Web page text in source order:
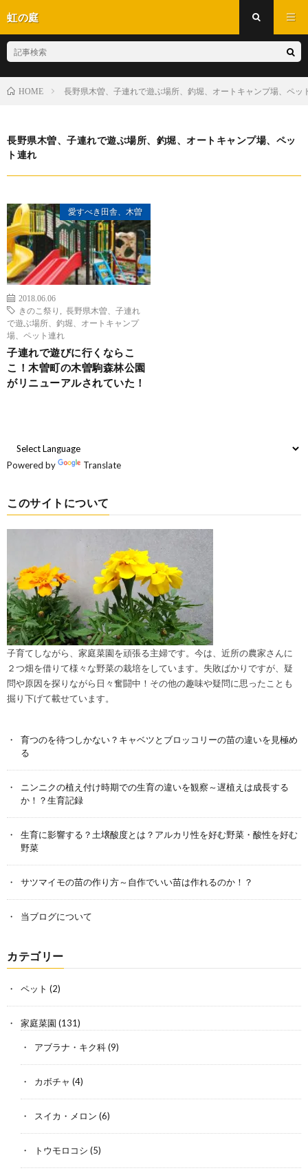
虹の庭
HOME 長野県木曽、子連れで遊ぶ場所、釣堀、オートキャンプ場、ペッ
長野県木曽、子連れで遊ぶ場所、釣堀、オートキャンプ場、ペッ
ト連れ
愛すべき田舎、木曽
2018.06.06
きのこ祭り
長野県木曽、子連れ
で遊ぶ場所、釣堀、オートキャンプ
場、ペット連れ
子連れで遊びに行くならこ
こ！木曽町の木曽駒森林公園
がリニューアルされていた！
Powered by Translate
このサイトについて
子育てしながら、家庭菜園を頑張る主婦です。今は、近所の農家さんに
２つ畑を借りて様々な野菜の栽培をしています。失敗ばかりですが、疑
問や原因を探りながら日々奮闘中！その他の趣味や疑問に思ったことも
掘り下げて載せています。
育つのを待つしかない？キャベツとブロッコリーの苗の違いを見極め
る
ニンニクの植え付け時期での生育の違いを観察～遅植えは成長する
か！？生育記録
生育に影響する？土壌酸度とは？アルカリ性を好む野菜・酸性を好む
野菜
サツマイモの苗の作り方～自作でいい苗は作れるのか！？
当ブログについて
カテゴリー
ペット (2)
家庭菜園 (131)
アブラナ・キク科(9)
カボチャ (4)
スイカ・メロン (6)
トウモロコシ (5)